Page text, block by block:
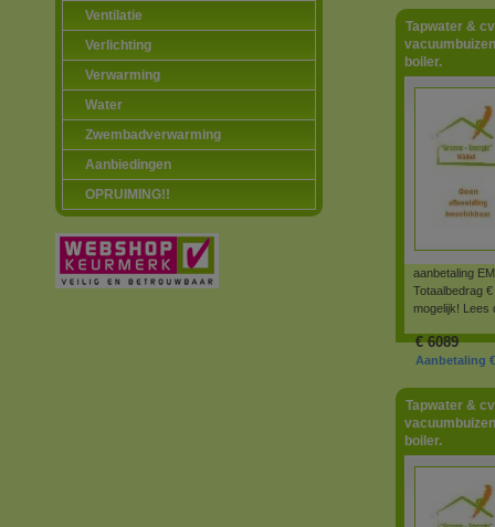
Ventilatie
Verlichting
Verwarming
Water
Zwembadverwarming
Aanbiedingen
OPRUIMING!!
Tapwater &
boiler.
aanbetaling
Totaalbedrag
mogelijk! Lees
€6089
Aanbetaling
Tapwater &
boiler.